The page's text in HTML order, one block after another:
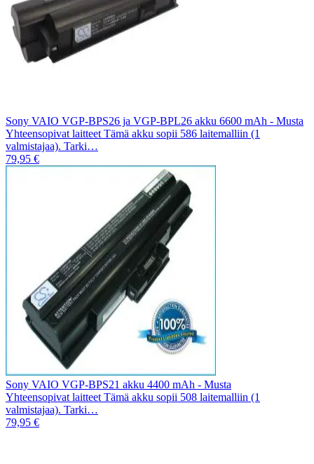
Sony VAIO VGP-BPS26 ja VGP-BPL26 akku 6600 mAh - Musta
Yhteensopivat laitteet Tämä akku sopii 586 laitemalliin (1
valmistajaa). Tarki…
79,95 €
Sony VAIO VGP-BPS21 akku 4400 mAh - Musta
Yhteensopivat laitteet Tämä akku sopii 508 laitemalliin (1
valmistajaa). Tarki…
79,95 €